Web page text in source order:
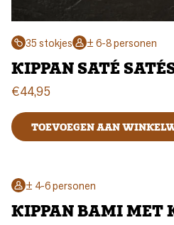
35 stokjes ± 6-8 personen
KIPPAN SATÉ
€44,95
TOEVOEGEN AAN
± 4-6 personen
KIPPAN BAMI MET